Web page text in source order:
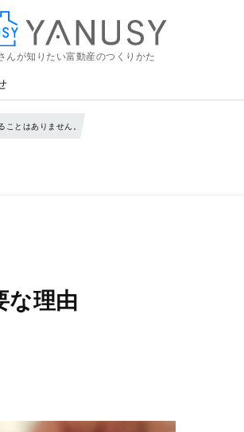
んが知りたい富動産のつくりかた
とはありません。
な理由